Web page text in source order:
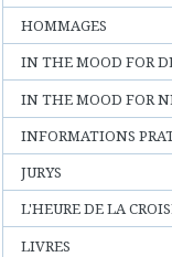
HOMMAGES
IN THE MOOD FOR
IN THE MOOD FOR
INFORMATIONS
JURYS
L'HEURE DE LA
LIVRES